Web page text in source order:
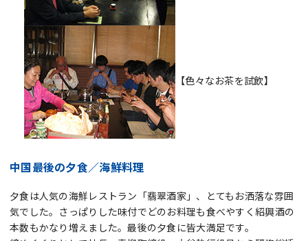
【色々なお茶を試飲】
中国最後の夕食／海鮮料理
夕食は人気の海鮮レストラン「翡翠酒家」、とてもお洒落な雰囲
気でした。さっぱりした味付でどのお料理も食べやすく紹興酒の
本数もかなり増えました。最後の夕食に皆大満足です。